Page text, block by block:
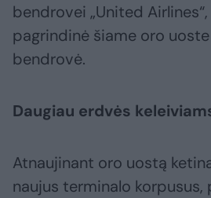
bendrovei „United
pagrindinė šiame oro
bendrovė.
Daugiau erdvės
Atnaujinant oro uostą
naujus terminalo